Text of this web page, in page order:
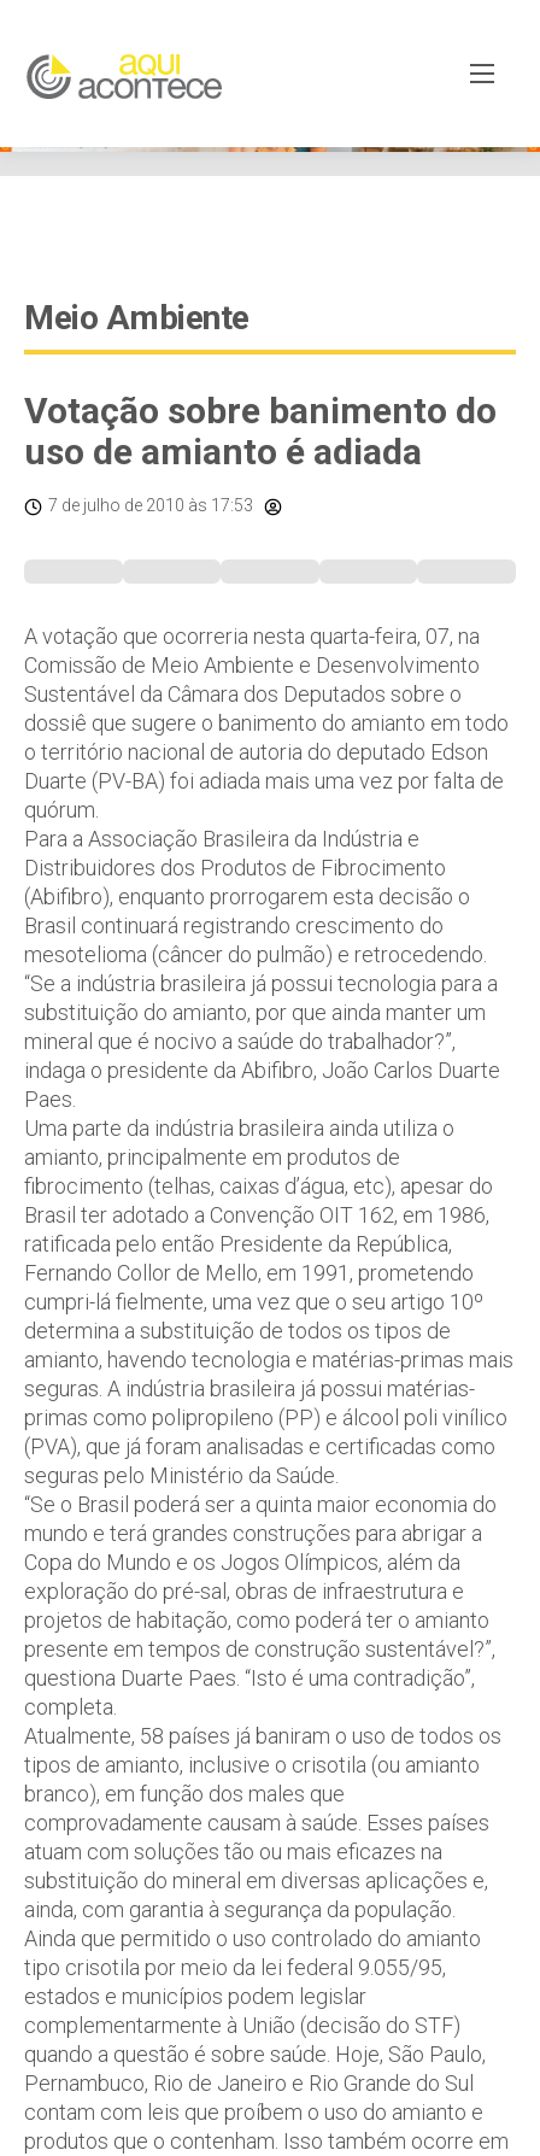
googleb82de9a22cec23e8.html
Meio Ambiente
Votação sobre banimento do
uso de amianto é adiada
7 de julho de 2010 às 17:53
A votação que ocorreria nesta quarta-feira, 07, na
Comissão de Meio Ambiente e Desenvolvimento
Sustentável da Câmara dos Deputados sobre o
dossiê que sugere o banimento do amianto em todo
o território nacional de autoria do deputado Edson
Duarte (PV-BA) foi adiada mais uma vez por falta de
quórum.
Para a Associação Brasileira da Indústria e
Distribuidores dos Produtos de Fibrocimento
(Abifibro), enquanto prorrogarem esta decisão o
Brasil continuará registrando crescimento do
mesotelioma (câncer do pulmão) e retrocedendo.
“Se a indústria brasileira já possui tecnologia para a
substituição do amianto, por que ainda manter um
mineral que é nocivo a saúde do trabalhador?”,
indaga o presidente da Abifibro, João Carlos Duarte
Paes.
Uma parte da indústria brasileira ainda utiliza o
amianto, principalmente em produtos de
fibrocimento (telhas, caixas d’água, etc), apesar do
Brasil ter adotado a Convenção OIT 162, em 1986,
ratificada pelo então Presidente da República,
Fernando Collor de Mello, em 1991, prometendo
cumpri-lá fielmente, uma vez que o seu artigo 10º
determina a substituição de todos os tipos de
amianto, havendo tecnologia e matérias-primas mais
seguras. A indústria brasileira já possui matérias-
primas como polipropileno (PP) e álcool poli vinílico
(PVA), que já foram analisadas e certificadas como
seguras pelo Ministério da Saúde.
“Se o Brasil poderá ser a quinta maior economia do
mundo e terá grandes construções para abrigar a
Copa do Mundo e os Jogos Olímpicos, além da
exploração do pré-sal, obras de infraestrutura e
projetos de habitação, como poderá ter o amianto
presente em tempos de construção sustentável?”,
questiona Duarte Paes. “Isto é uma contradição”,
completa.
Atualmente, 58 países já baniram o uso de todos os
tipos de amianto, inclusive o crisotila (ou amianto
branco), em função dos males que
comprovadamente causam à saúde. Esses países
atuam com soluções tão ou mais eficazes na
substituição do mineral em diversas aplicações e,
ainda, com garantia à segurança da população.
Ainda que permitido o uso controlado do amianto
tipo crisotila por meio da lei federal 9.055/95,
estados e municípios podem legislar
complementarmente à União (decisão do STF)
quando a questão é sobre saúde. Hoje, São Paulo,
Pernambuco, Rio de Janeiro e Rio Grande do Sul
contam com leis que proíbem o uso do amianto e
produtos que o contenham. Isso também ocorre em